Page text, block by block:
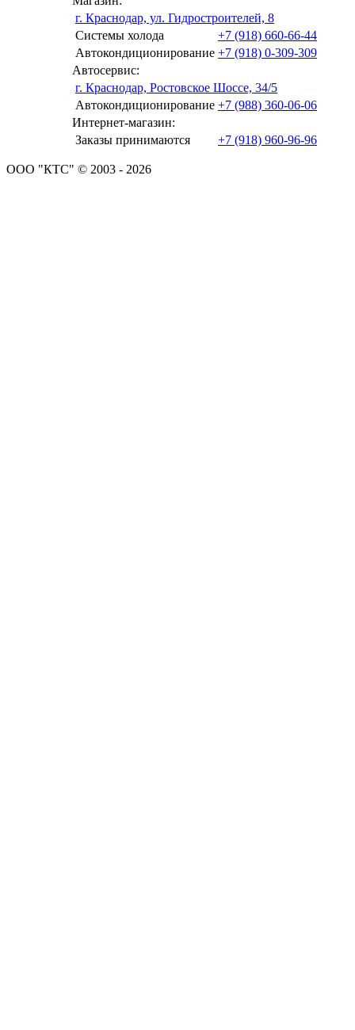
г. Краснодар, ул. Гидростроителей, 8
Системы холода
+7 (918) 660-66-44
Автокондиционирование +7 (918) 0-309-309
Автосервис:
г. Краснодар, Ростовское Шоссе, 34/5
Автокондиционирование +7 (988) 360-06-06
Интернет-магазин:
Заказы принимаются
+7 (918) 960-96-96
ООО "КТС" © 2003 - 2026